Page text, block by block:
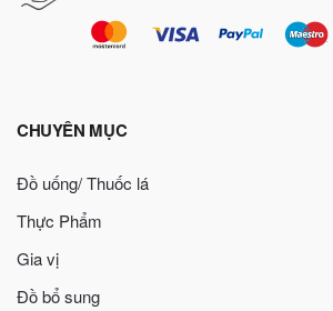
CHUYÊN MỤC
Đồ uống/ Thuốc lá
Thực Phẩm
Gia vị
Đồ bổ sung